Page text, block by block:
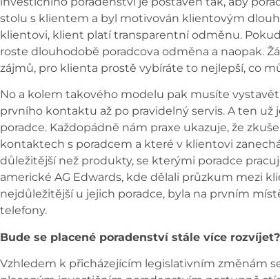
stolu s klientem a byl motivován klientovým
klientovi, klient platí transparentní odměnu.
roste dlouhodobě poradcova odměna a naopak.
zájmů, pro klienta prostě vybíráte to nejlepší, co
No a kolem takového modelu pak musíte
prvního kontaktu až po pravidelný servis. A ten
poradce. Každopádně nám praxe ukazuje, že
kontaktech s poradcem a které v klientovi
důležitější než produkty, se kterými poradce
americké AG Edwards, kde dělali průzkum mezi
nejdůležitější u jejich poradce, byla na prvním
telefony.
Bude se placené poradenství stále více rozvíjet?
Vzhledem k přicházejícím legislativním změnám